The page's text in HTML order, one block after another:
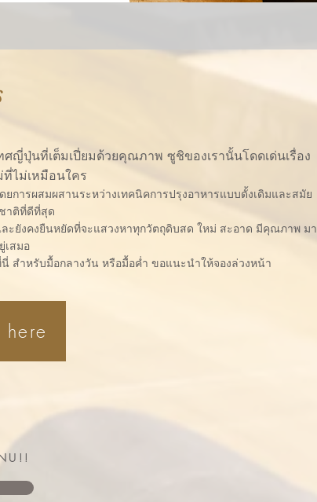
ศญี่ปุ่นที่เต็มเปี่ยมด้วยคุณภาพ ซูชิของเรานั้นโดดเด่นเรื่อง
ไม่เหมือนใคร
ารผสมผสานระหว่างเทคนิคการปรุงอาหารแบบดั้งเดิมและสมัย
าติที่ดีที่สุด
ะยังคงยืนหยัดที่จะแสวงหาทุกวัตถุดิบสด ใหม่ สะอาด มีคุณภาพ มา
เสมอ
สำหรับมื้อกลางวัน หรือมื้อค่ำ ขอแนะนำให้จองล่วงหน้า
here